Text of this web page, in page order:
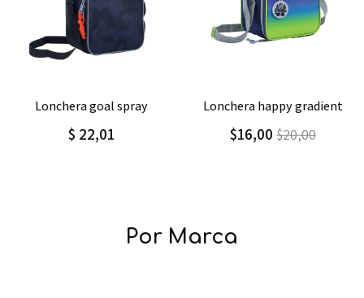
Agregar Detalle
lonchera goal spray
$ 22,01
Agregar Detalle
lonchera happy gradient
$16,00 $20,00
Por Marca